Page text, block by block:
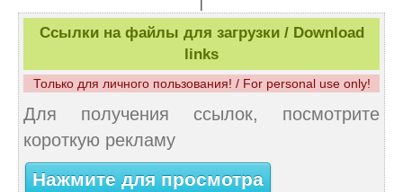
|
Ссылки на файлы для загрузки / Download
links
Только для личного пользования! / For personal use only!
Для получения ссылок, посмотрите
короткую рекламу
Нажмите для просмотра